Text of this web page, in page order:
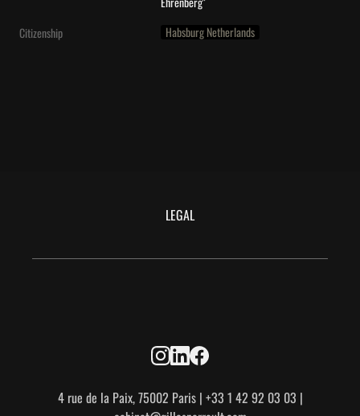
Citizenship
Habsburg Netherlands
LEGAL
4 rue de la Paix, 75002 Paris | +33 1 42 92 03 03 |